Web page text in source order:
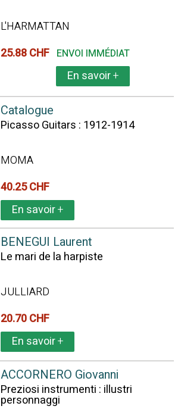
L'HARMATTAN
25.88 CHF ENVOI IMMÉDIAT
En savoir+
Catalogue
Picasso Guitars : 1912-1914
MOMA
40.25 CHF
En savoir+
BENEGUI Laurent
Le mari de la harpiste
JULLIARD
20.70 CHF
En savoir+
ACCORNERO Giovanni
Preziosi instrumenti : illustri
personnaggi